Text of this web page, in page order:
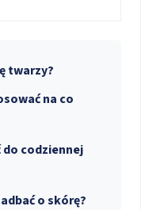
twarzy?
na co
codziennej
o skórę?